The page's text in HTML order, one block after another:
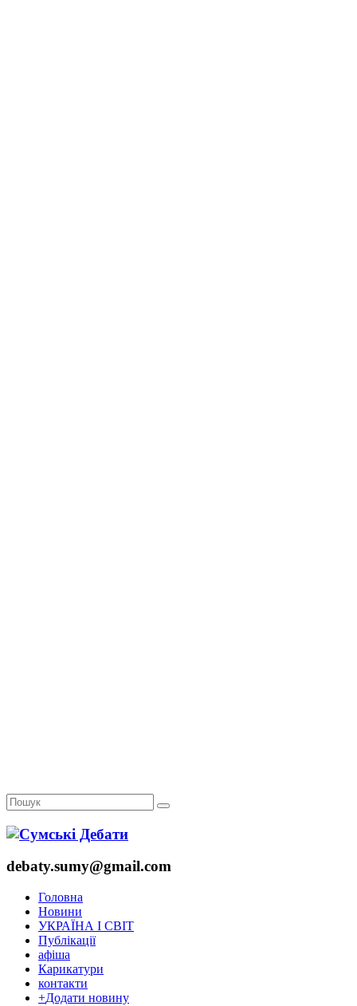
debaty.sumy@gmail.com
Головна
Новини
УКРАЇНА І СВІТ
Публікації
афіша
Карикатури
контакти
+Додати новину